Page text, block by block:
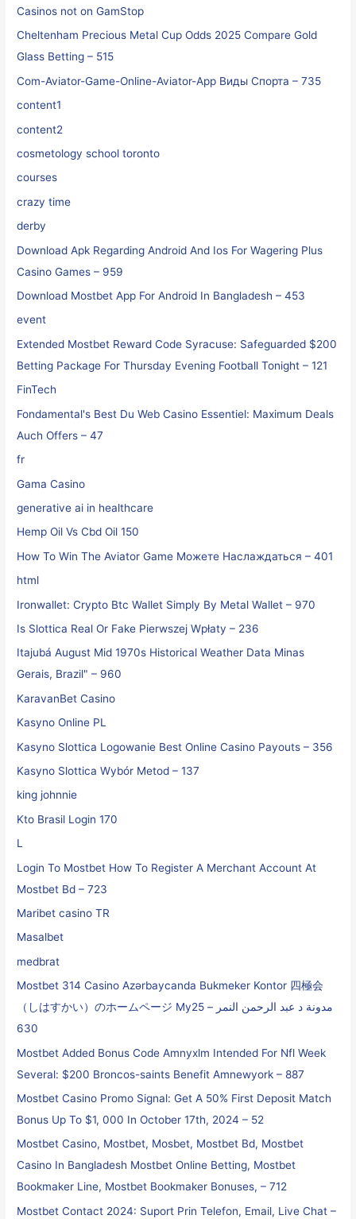
Casinos not on GamStop
Cheltenham Precious Metal Cup Odds 2025 Compare Gold
Glass Betting – 515
Com-Aviator-Game-Online-Aviator-App Виды Спорта – 735
content1
content2
cosmetology school toronto
courses
crazy time
derby
Download Apk Regarding Android And Ios For Wagering Plus
Casino Games – 959
Download Mostbet App For Android In Bangladesh – 453
event
Extended Mostbet Reward Code Syracuse: Safeguarded $200
Betting Package For Thursday Evening Football Tonight – 121
FinTech
Fondamental's Best Du Web Casino Essentiel: Maximum Deals
Auch Offers – 47
fr
Gama Casino
generative ai in healthcare
Hemp Oil Vs Cbd Oil 150
How To Win The Aviator Game Можете Наслаждаться – 401
html
Ironwallet: Crypto Btc Wallet Simply By Metal Wallet – 970
Is Slottica Real Or Fake Pierwszej Wpłaty – 236
Itajubá August Mid 1970s Historical Weather Data Minas
Gerais, Brazil" – 960
KaravanBet Casino
Kasyno Online PL
Kasyno Slottica Logowanie Best Online Casino Payouts – 356
Kasyno Slottica Wybór Metod – 137
king johnnie
Kto Brasil Login 170
L
Login To Mostbet How To Register A Merchant Account At
Mostbet Bd – 723
Maribet casino TR
Masalbet
medbrat
Mostbet 314 Casino Azərbaycanda Bukmeker Kontor 四極会
（しはすかい）のホームページ My25 مدونة د عبد الرحمن النمر –
630
Mostbet Added Bonus Code Amnyxlm Intended For Nfl Week
Several: $200 Broncos-saints Benefit Amnewyork – 887
Mostbet Casino Promo Signal: Get A 50% First Deposit Match
Bonus Up To $1, 000 In October 17th, 2024 – 52
Mostbet Casino, Mostbet, Mosbet, Mostbet Bd, Mostbet
Casino In Bangladesh Mostbet Online Betting, Mostbet
Bookmaker Line, Mostbet Bookmaker Bonuses, – 712
Mostbet Contact 2024: Suport Prin Telefon, Email, Live Chat –